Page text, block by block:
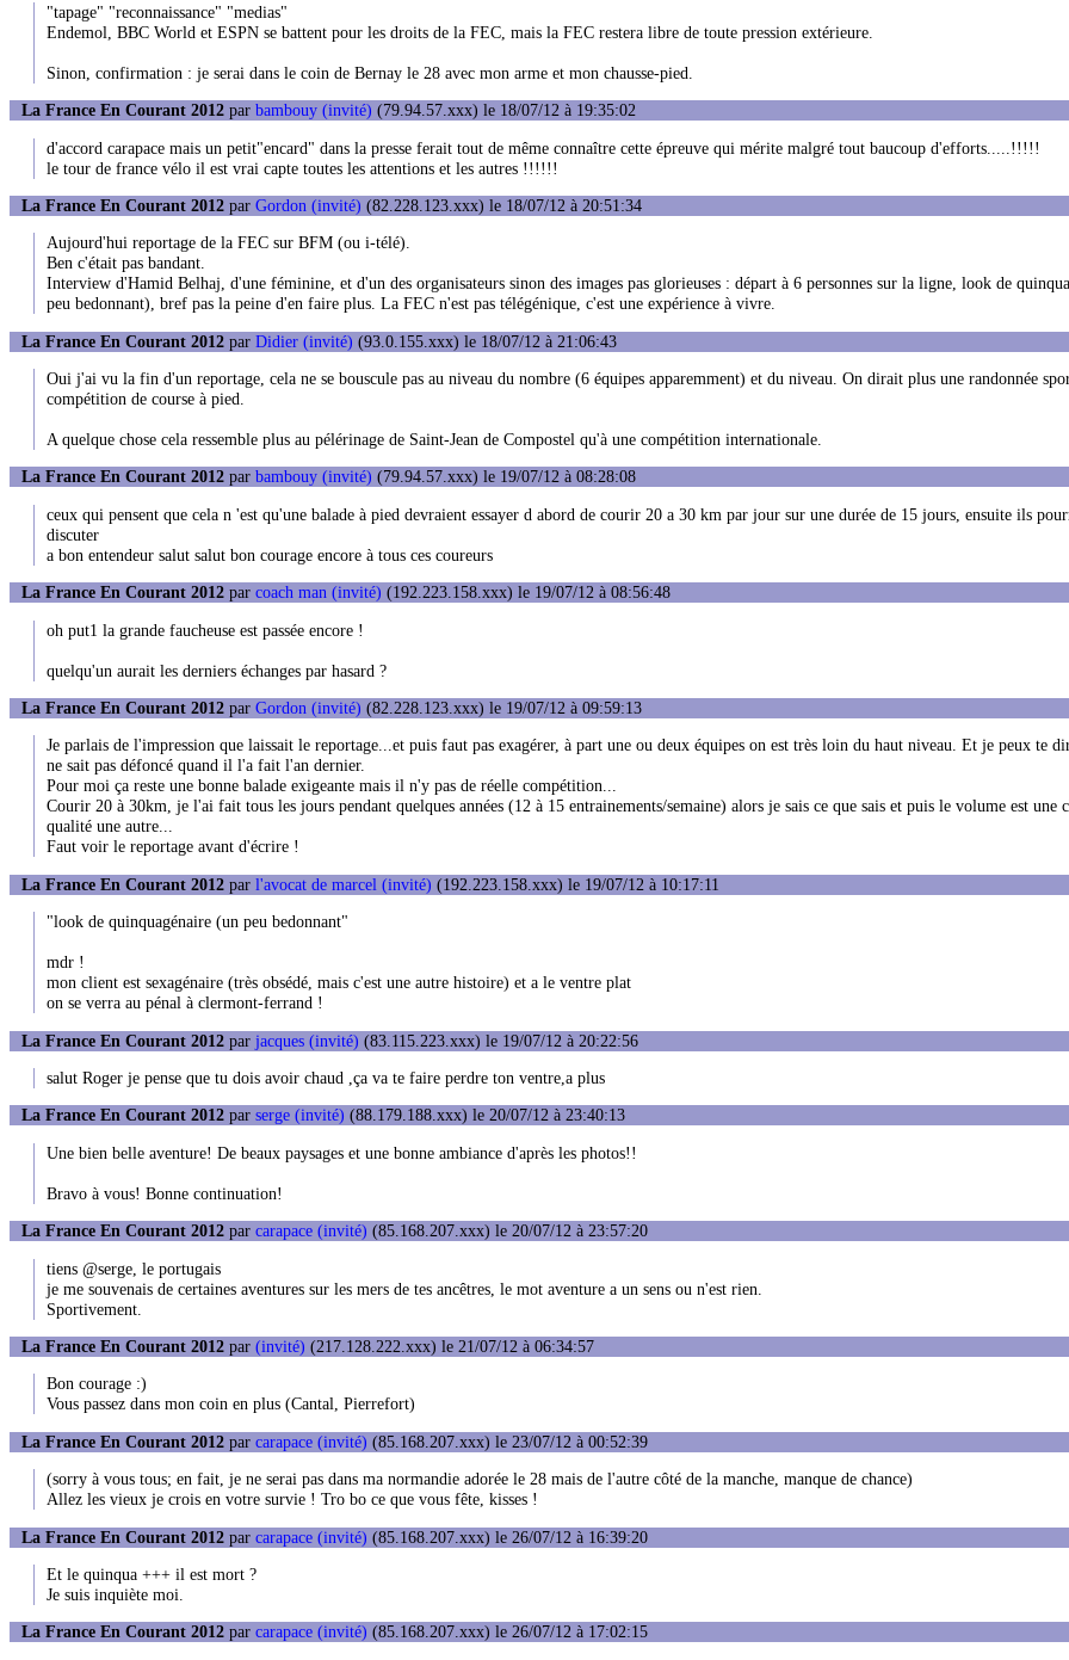
"tapage" "reconnaissance" "medias"
Endemol, BBC World et ESPN se battent pour les droits de la FEC, mais la FEC restera libre de toute pression extérieure.
Sinon, confirmation : je serai dans le coin de Bernay le 28 avec mon arme et mon chausse-pied.
La France En Courant 2012 par bambouy (invité) (79.94.57.xxx) le 18/07/12 à 19:35:02
d'accord carapace mais un petit"encard" dans la presse ferait tout de même connaître cette épreuve qui mérite malgré tout baucoup d'efforts.....!!!!!
le tour de france vélo il est vrai capte toutes les attentions et les autres !!!!!!
La France En Courant 2012 par Gordon (invité) (82.228.123.xxx) le 18/07/12 à 20:51:34
Aujourd'hui reportage de la FEC sur BFM (ou i-télé).
Ben c'était pas bandant.
Interview d'Hamid Belhaj, d'une féminine, et d'un des organisateurs sinon des images pas glorieuses : départ à 6 personnes sur la ligne, look de
peu bedonnant), bref pas la peine d'en faire plus. La FEC n'est pas télégénique, c'est une expérience à vivre.
La France En Courant 2012 par Didier (invité) (93.0.155.xxx) le 18/07/12 à 21:06:43
Oui j'ai vu la fin d'un reportage, cela ne se bouscule pas au niveau du nombre (6 équipes apparemment) et du niveau. On dirait plus une randonnée
compétition de course à pied.
A quelque chose cela ressemble plus au pélérinage de Saint-Jean de Compostel qu'à une compétition internationale.
La France En Courant 2012 par bambouy (invité) (79.94.57.xxx) le 19/07/12 à 08:28:08
ceux qui pensent que cela n 'est qu'une balade à pied devraient essayer d abord de courir 20 a 30 km par jour sur une durée de 15 jours, ensuite ils
discuter
a bon entendeur salut salut bon courage encore à tous ces coureurs
La France En Courant 2012 par coach man (invité) (192.223.158.xxx) le 19/07/12 à 08:56:48
oh put1 la grande faucheuse est passée encore !
quelqu'un aurait les derniers échanges par hasard ?
La France En Courant 2012 par Gordon (invité) (82.228.123.xxx) le 19/07/12 à 09:59:13
Je parlais de l'impression que laissait le reportage...et puis faut pas exagérer, à part une ou deux équipes on est très loin du haut niveau. Et je peux te
ne sait pas défoncé quand il l'a fait l'an dernier.
Pour moi ça reste une bonne balade exigeante mais il n'y pas de réelle compétition...
Courir 20 à 30km, je l'ai fait tous les jours pendant quelques années (12 à 15 entrainements/semaine) alors je sais ce que sais et puis le volume est une
qualité une autre...
Faut voir le reportage avant d'écrire !
La France En Courant 2012 par l'avocat de marcel (invité) (192.223.158.xxx) le 19/07/12 à 10:17:11
"look de quinquagénaire (un peu bedonnant"
mdr !
mon client est sexagénaire (très obsédé, mais c'est une autre histoire) et a le ventre plat
on se verra au pénal à clermont-ferrand !
La France En Courant 2012 par jacques (invité) (83.115.223.xxx) le 19/07/12 à 20:22:56
salut Roger je pense que tu dois avoir chaud ,ça va te faire perdre ton ventre,a plus
La France En Courant 2012 par serge (invité) (88.179.188.xxx) le 20/07/12 à 23:40:13
Une bien belle aventure! De beaux paysages et une bonne ambiance d'après les photos!!
Bravo à vous! Bonne continuation!
La France En Courant 2012 par carapace (invité) (85.168.207.xxx) le 20/07/12 à 23:57:20
tiens @serge, le portugais
je me souvenais de certaines aventures sur les mers de tes ancêtres, le mot aventure a un sens ou n'est rien.
Sportivement.
La France En Courant 2012 par (invité) (217.128.222.xxx) le 21/07/12 à 06:34:57
Bon courage :)
Vous passez dans mon coin en plus (Cantal, Pierrefort)
La France En Courant 2012 par carapace (invité) (85.168.207.xxx) le 23/07/12 à 00:52:39
(sorry à vous tous; en fait, je ne serai pas dans ma normandie adorée le 28 mais de l'autre côté de la manche, manque de chance)
Allez les vieux je crois en votre survie ! Tro bo ce que vous fête, kisses !
La France En Courant 2012 par carapace (invité) (85.168.207.xxx) le 26/07/12 à 16:39:20
Et le quinqua +++ il est mort ?
Je suis inquiète moi.
La France En Courant 2012 par carapace (invité) (85.168.207.xxx) le 26/07/12 à 17:02:15